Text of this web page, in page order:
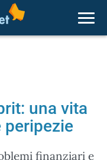
una vita
peripezie
finanziari e